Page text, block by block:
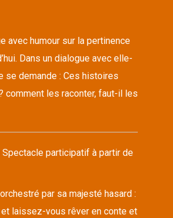
avec humour sur la pertinence
Dans un dialogue avec elle-
se demande : Ces histoires
les raconter, faut-il les
participatif à partir de
par sa majesté hasard :
laissez-vous rêver en conte et